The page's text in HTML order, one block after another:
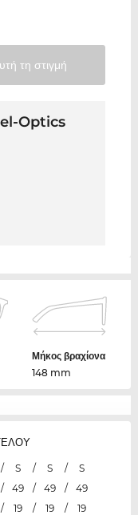
τη στιγμή
Optics
Μήκος βραχίονα
148 mm
/ S / S /
S
/ 49 / 49 /
49
/ 19 / 19 /
19